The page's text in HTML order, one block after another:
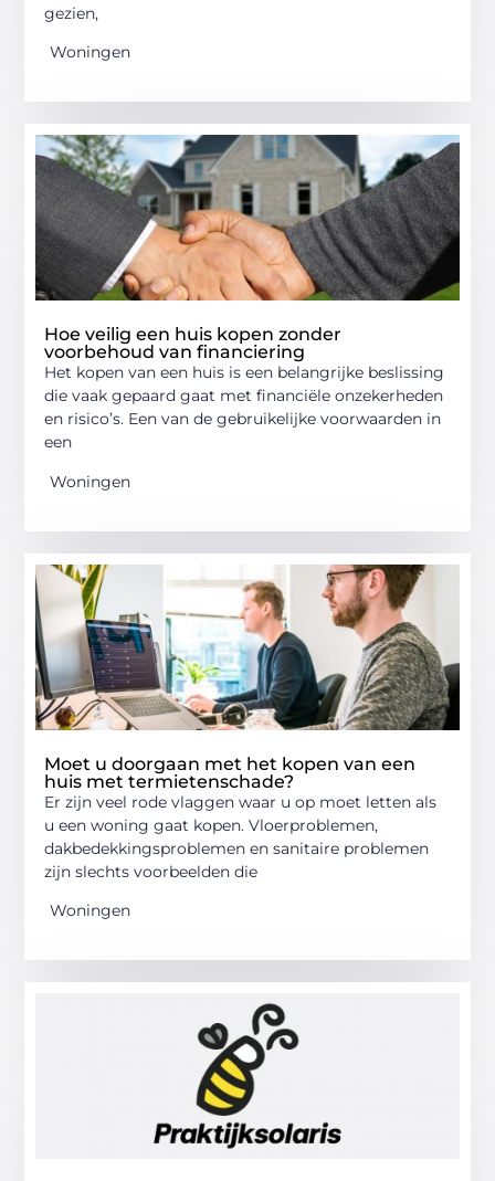
gezien,
Woningen
Hoe veilig een huis kopen zonder
voorbehoud van financiering
Het kopen van een huis is een belangrijke beslissing
die vaak gepaard gaat met financiële onzekerheden
en risico’s. Een van de gebruikelijke voorwaarden in
een
Woningen
Moet u doorgaan met het kopen van een
huis met termietenschade?
Er zijn veel rode vlaggen waar u op moet letten als
u een woning gaat kopen. Vloerproblemen,
dakbedekkingsproblemen en sanitaire problemen
zijn slechts voorbeelden die
Woningen